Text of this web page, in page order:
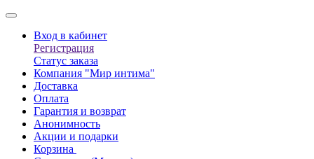
Вход в кабинет
Регистрация
Статус заказа
Компания "Мир интима"
Доставка
Оплата
Гарантия и возврат
Анонимность
Акции и подарки
Корзина